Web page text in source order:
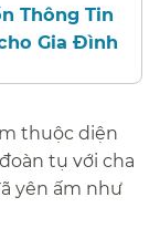
Thông Tin
Gia Đình​​
thuộc diện
tụ với cha
yên ấm như